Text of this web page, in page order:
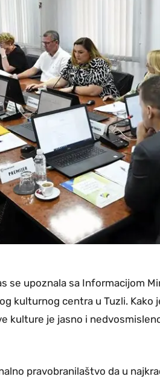
se upoznala sa Informacijom
kulturnog centra u Tuzli. Kako
kulture je jasno i
pravobranilaštvo da u